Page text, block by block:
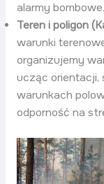
alarmy bombowe.
Teren i poligon
warunki
organizujemy
ucząc orientacji,
warunkach
odporność na